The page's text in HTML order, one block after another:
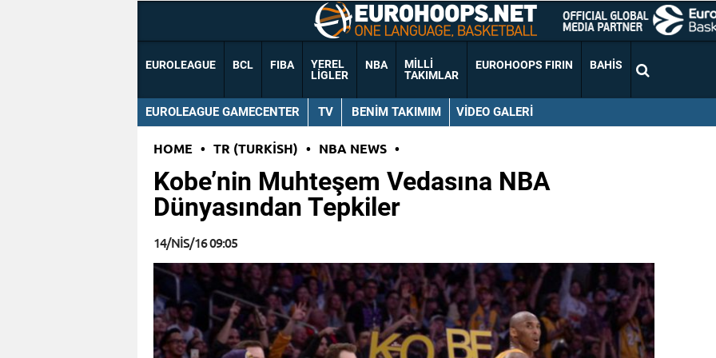
EUROLEAGUE BCL FIBA
YEREL
LIGLER
NBA
MILLI
TAKIMLAR
EUROHOOPS FIRIN BAHIS
EUROLEAGUE GAMECENTER TV BENIM TAKIMIM VIDEO GALERI
HOME • TR (TURKISH) • NBA NEWS •
Kobe’nin Muhteşem Vedasına NBA
Dünyasından Tepkiler
14/NIS/16 09:05